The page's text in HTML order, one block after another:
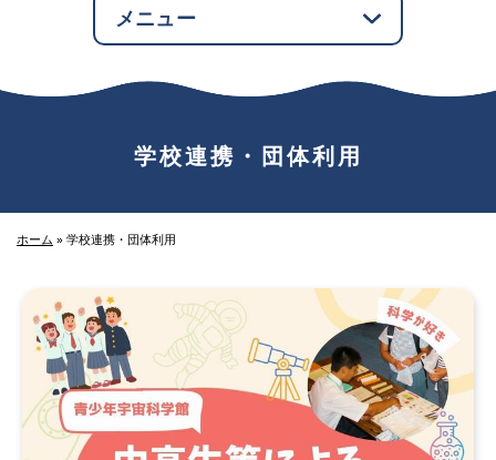
メニュー
学校連携・団体利用
ホーム » 学校連携・団体利用